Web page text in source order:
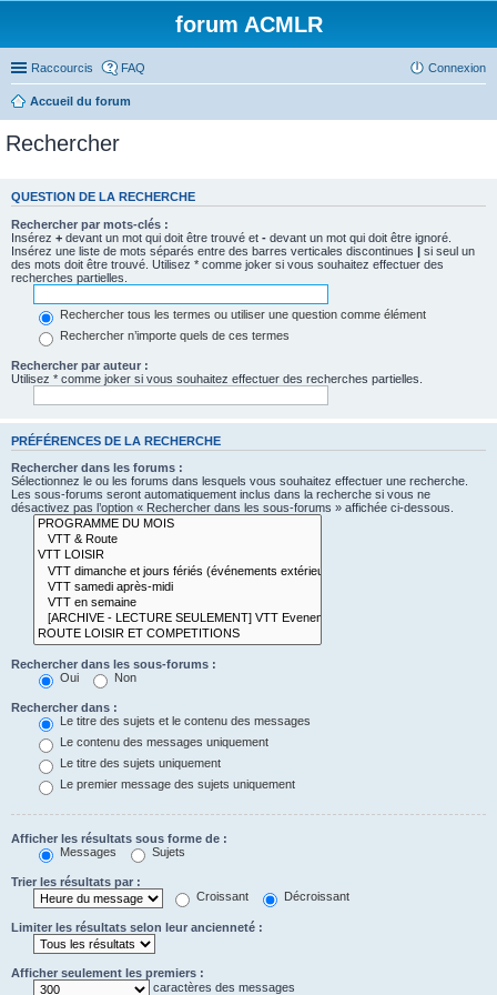
forum ACMLR
Raccourcis FAQ Connexion
Accueil du forum
Rechercher
QUESTION DE LA RECHERCHE
Rechercher par mots-clés :
Insérez + devant un mot qui doit être trouvé et - devant un mot qui doit être ignoré.
Insérez une liste de mots séparés entre des barres verticales discontinues | si seul un
des mots doit être trouvé. Utilisez * comme joker si vous souhaitez effectuer des
recherches partielles.
Rechercher tous les termes ou utiliser une question comme élément
Rechercher n’importe quels de ces termes
Rechercher par auteur :
Utilisez * comme joker si vous souhaitez effectuer des recherches partielles.
PRÉFÉRENCES DE LA RECHERCHE
Rechercher dans les forums :
Sélectionnez le ou les forums dans lesquels vous souhaitez effectuer une recherche.
Les sous-forums seront automatiquement inclus dans la recherche si vous ne
désactivez pas l’option « Rechercher dans les sous-forums » affichée ci-dessous.
Rechercher dans les sous-forums :
Oui
Non
Rechercher dans :
Le titre des sujets et le contenu des messages
Le contenu des messages uniquement
Le titre des sujets uniquement
Le premier message des sujets uniquement
Afficher les résultats sous forme de :
Messages
Sujets
Trier les résultats par :
Croissant
Décroissant
Limiter les résultats selon leur ancienneté :
Afficher seulement les premiers :
caractères des messages